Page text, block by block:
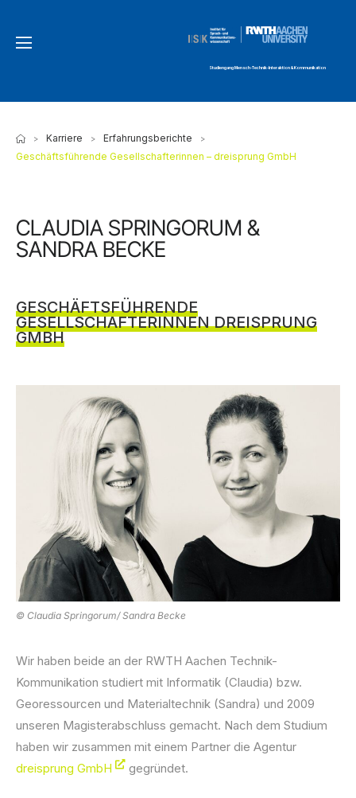
Studiengang Mensch-Technik-Interaktion & Kommunikation
> Karriere > Erfahrungsberichte >
Geschäftsführende Gesellschafterinnen – dreisprung GmbH
CLAUDIA SPRINGORUM &
SANDRA BECKE
GESCHÄFTSFÜHRENDE
GESELLSCHAFTERINNEN DREISPRUNG
GMBH
© Claudia Springorum/ Sandra Becke
Wir haben beide an der RWTH Aachen Technik-
Kommunikation studiert mit Informatik (Claudia) bzw.
Georessourcen und Materialtechnik (Sandra) und 2009
unseren Magisterabschluss gemacht. Nach dem Studium
haben wir zusammen mit einem Partner die Agentur
dreisprung GmbH
gegründet.